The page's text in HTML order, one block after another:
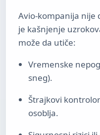
Avio-kompanija nije
je kašnjenje
može da utiče:
Vremenske
sneg).
Štrajkovi
osoblja.